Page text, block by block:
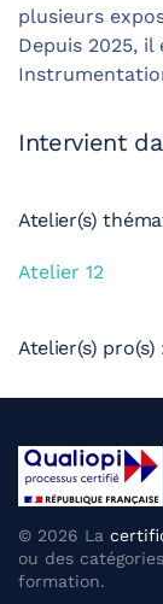
plusieurs
Depuis 2025,
Intervient
Atelier(s)
Atelier 12
Atelier(s) pro(s)
© 2026 La
ou des
formation.